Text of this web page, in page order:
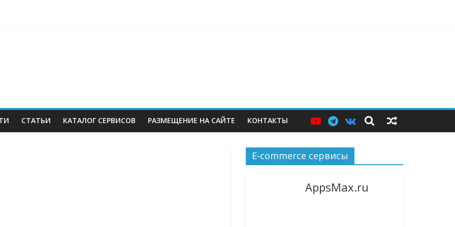
СТАТЬИ КАТАЛОГ СЕРВИСОВ РАЗМЕЩЕНИЕ НА САЙТЕ КОНТАКТЫ
E-commerce сервисы
AppsMax.ru